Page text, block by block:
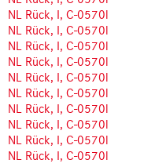
NL Rück, I, C-0570l
NL Rück, I, C-0570l
NL Rück, I, C-0570l
NL Rück, I, C-0570l
NL Rück, I, C-0570l
NL Rück, I, C-0570l
NL Rück, I, C-0570l
NL Rück, I, C-0570l
NL Rück, I, C-0570l
NL Rück, I, C-0570l